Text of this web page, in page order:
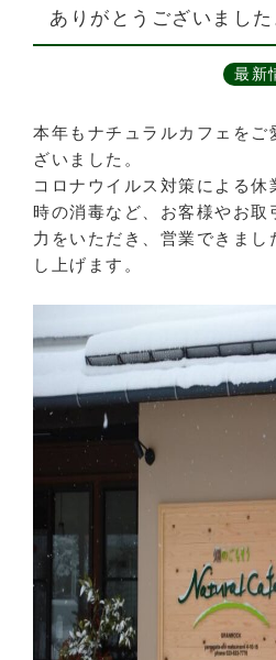
ありがとうございました
最新
本年もナチュラルカフェをご
ざいました。
コロナウイルス対策による休
時の消毒など、お客様やお取
力をいただき、営業できまし
し上げます。